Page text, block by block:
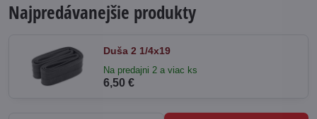
Najpredávanejšie produkty
Duša 2 1/4x19
Na predajni 2 a viac ks
6,50 €